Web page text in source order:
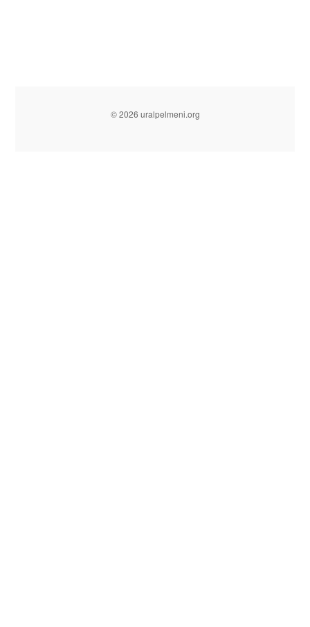
© 2026 uralpelmeni.org